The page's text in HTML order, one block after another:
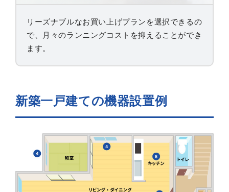
リーズナブルなお買い上げプランを選択できるの
で、月々のランニングコストを抑えることができ
ます。
新築一戸建ての機器設置例